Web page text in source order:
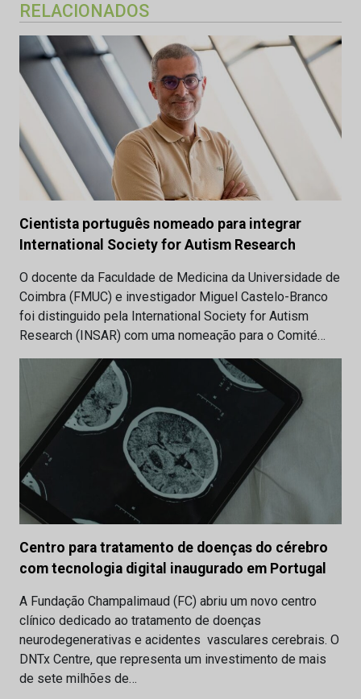
RELACIONADOS
Cientista português nomeado para integrar
International Society for Autism Research
O docente da Faculdade de Medicina da Universidade de
Coimbra (FMUC) e investigador Miguel Castelo-Branco
foi distinguido pela International Society for Autism
Research (INSAR) com uma nomeação para o Comité…
Centro para tratamento de doenças do cérebro
com tecnologia digital inaugurado em Portugal
A Fundação Champalimaud (FC) abriu um novo centro
clínico dedicado ao tratamento de doenças
neurodegenerativas e acidentes vasculares cerebrais. O
DNTx Centre, que representa um investimento de mais
de sete milhões de…